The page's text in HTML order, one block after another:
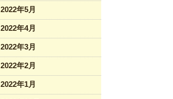
2022年5月
2022年4月
2022年3月
2022年2月
2022年1月